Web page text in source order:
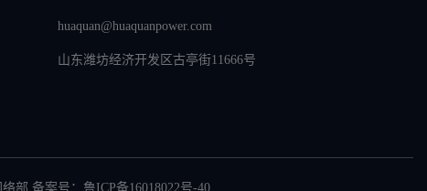
huaquan@huaquanpower.com
山东潍坊经济开发区古亭街11666号
部 备案号： 鲁ICP备16018022号-40